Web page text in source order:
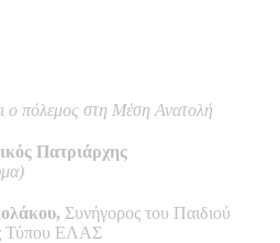
ο πόλεμος στη Μέση Ανατολή
Πατριάρχης
Συνήγορος του Παιδιού
Τύπου ΕΛΑΣ